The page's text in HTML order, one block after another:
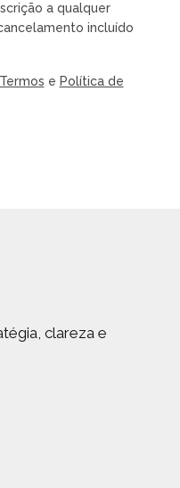
a qualquer
incluído
Termos e Política de
clareza e